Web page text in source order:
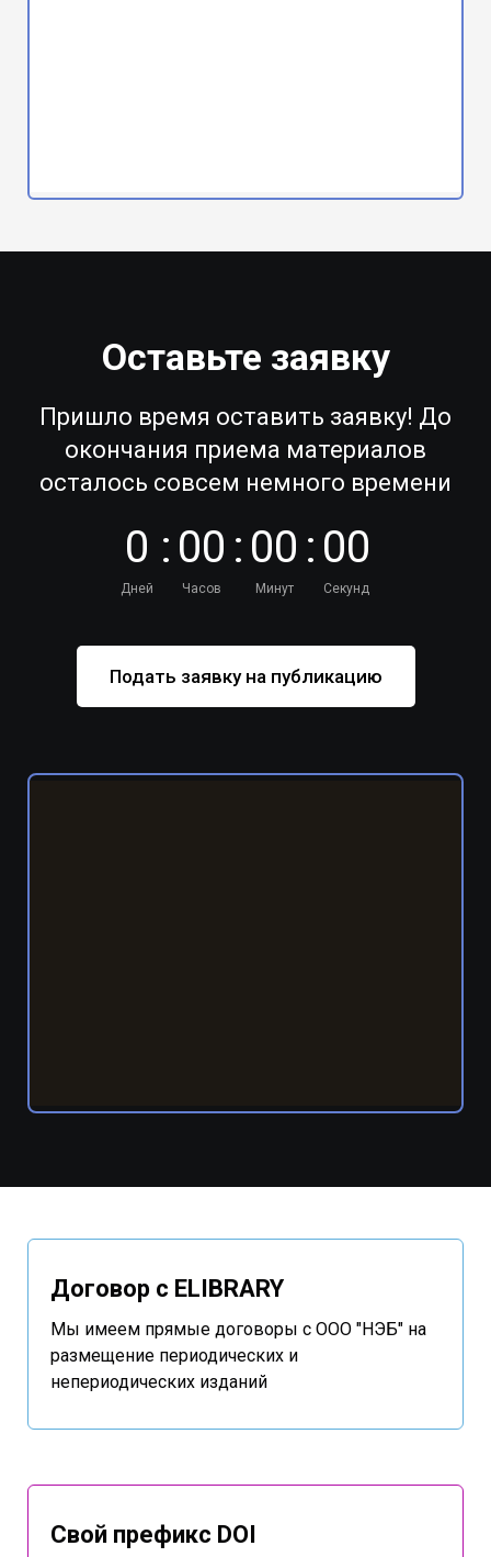
Оставьте заявку
Пришло время оставить заявку! До
окончания приема материалов
осталось совсем немного времени
0
Дней
: 00
Часов
: 00
Минут
: 00
Секунд
Подать заявку на публикацию
Договор с ELIBRARY
Мы имеем прямые договоры с ООО "НЭБ" на
размещение периодических и
непериодических изданий
Свой префикс DOI